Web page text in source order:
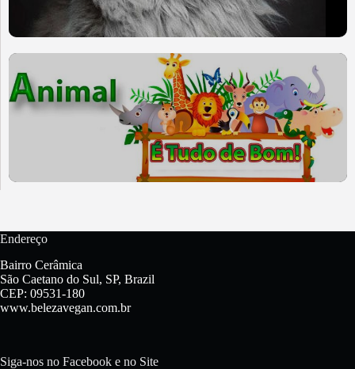
Endereço
Bairro Cerâmica
São Caetano do Sul, SP, Brazil
CEP: 09531-180
www.belezavegan.com.br
Siga-nos no Facebook e no Site